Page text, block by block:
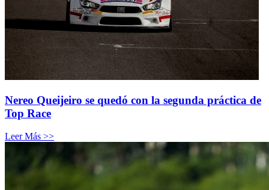
Nereo Queijeiro se quedó con la segunda práctica de
Top Race
Leer Más >>